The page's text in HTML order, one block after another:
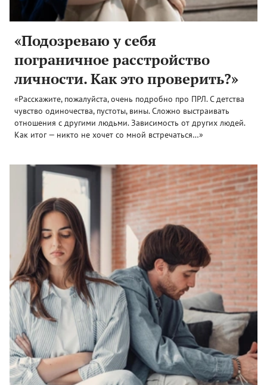
«Подозреваю у себя
пограничное расстройство
личности. Как это проверить?»
«Расскажите, пожалуйста, очень подробно про ПРЛ. С детства
чувство одиночества, пустоты, вины. Сложно выстраивать
отношения с другими людьми. Зависимость от других людей.
Как итог — никто не хочет со мной встречаться…»